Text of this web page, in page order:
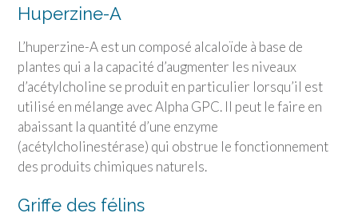
Huperzine-A
L’huperzine-A est un composé alcaloïde à base de
plantes qui a la capacité d’augmenter les niveaux
d’acétylcholine se produit en particulier lorsqu’il est
utilisé en mélange avec Alpha GPC. Il peut le faire en
abaissant la quantité d’une enzyme
(acétylcholinestérase) qui obstrue le fonctionnement
des produits chimiques naturels.
Griffe des félins